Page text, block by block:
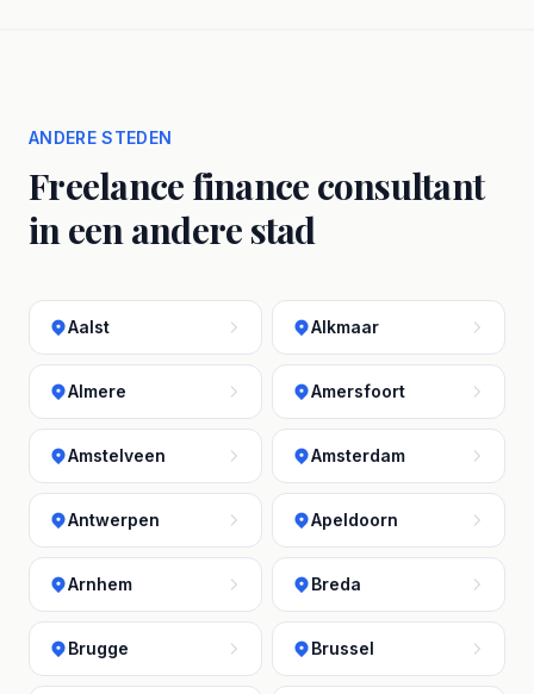
ANDERE STEDEN
Freelance finance consultant
in een andere stad
Aalst Alkmaar
Almere Amersfoort
Amstelveen Amsterdam
Antwerpen Apeldoorn
Arnhem Breda
Brugge Brussel